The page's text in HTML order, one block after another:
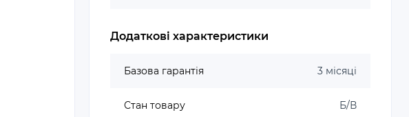
Додаткові характеристики
Базова гарантія 3 місяці
Стан товару Б/В